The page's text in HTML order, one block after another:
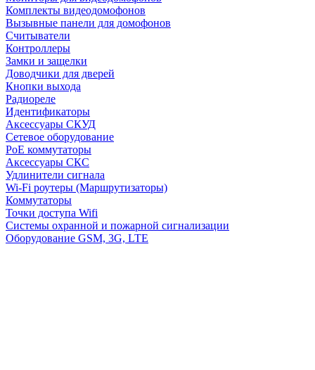
Комплекты видеодомофонов
Вызывные панели для домофонов
Считыватели
Контроллеры
Замки и защелки
Доводчики для дверей
Кнопки выхода
Радиореле
Идентификаторы
Аксессуары СКУД
Сетевое оборудование
PoE коммутаторы
Аксессуары СКС
Удлинители сигнала
Wi-Fi роутеры (Маршрутизаторы)
Коммутаторы
Точки доступа Wifi
Системы охранной и пожарной сигнализации
Оборудование GSM, 3G, LTE